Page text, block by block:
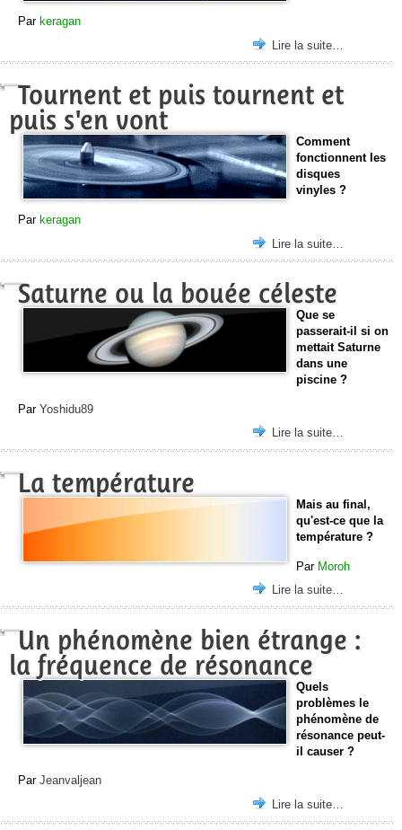
Par keragan
Lire la suite…
Tournent et puis tournent et
puis s'en vont
Comment
fonctionnent les
disques
vinyles ?
Par keragan
Lire la suite…
Saturne ou la bouée céleste
Que se
passerait-il si on
mettait Saturne
dans une
piscine ?
Par Yoshidu89
Lire la suite…
La température
Mais au final,
qu'est-ce que la
température ?
Par Moroh
Lire la suite…
Un phénomène bien étrange :
la fréquence de résonance
Quels
problèmes le
phénomène de
résonance peut-
il causer ?
Par Jeanvaljean
Lire la suite…